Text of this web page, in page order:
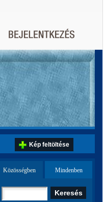
Kép feltöltése
Közösségben Mindenben